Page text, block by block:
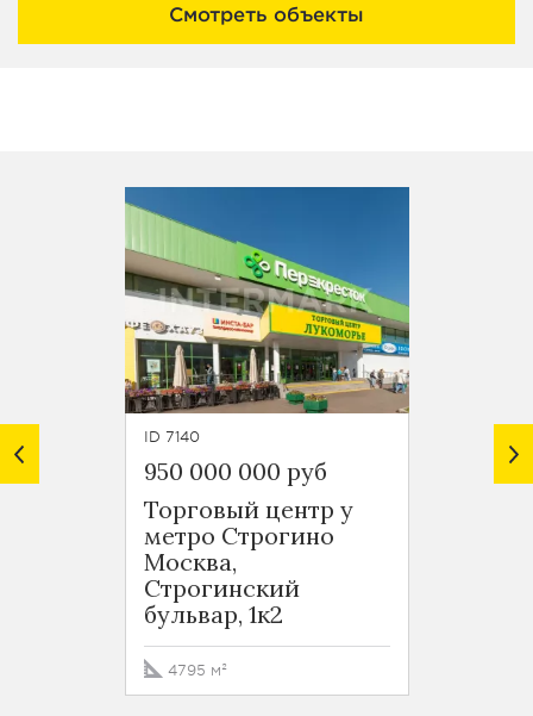
Смотреть объекты
ID 7140
950 000 000 руб
Торговый центр у
метро Строгино
Москва,
Строгинский
бульвар, 1к2
4795 м²
599